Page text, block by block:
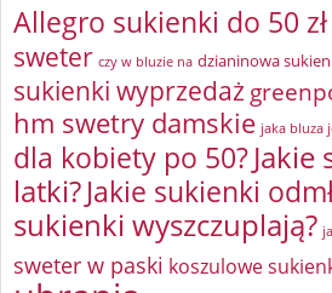
Allegro sukienki do 50 zł
sweter czy w bluzie na dzianinowa
sukienki wyprzedaż
hm swetry damskie jaka bluza
dla kobiety po 50?Jakie
latki?Jakie sukienki
sukienki wyszczuplają?
sweter w paski koszulowe